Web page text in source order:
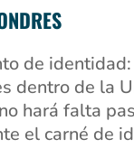
de
dentro de la
hará falta
el carné de